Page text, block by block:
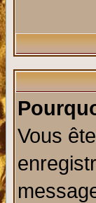
Vous